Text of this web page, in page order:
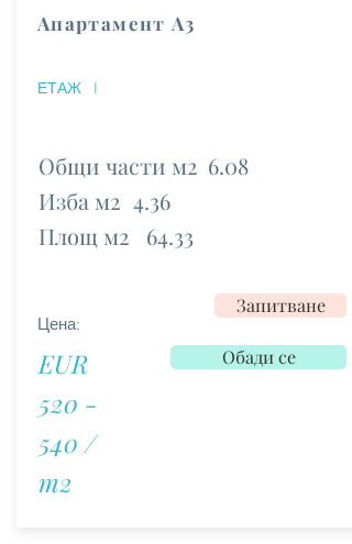
Апартамент А3
I
ЕТАЖ
Общи части м2
Изба м2
Площ м2
6.08
4.36
64.33
Цена:
EUR
520 -
540 /
m2
Запитване
Обади се